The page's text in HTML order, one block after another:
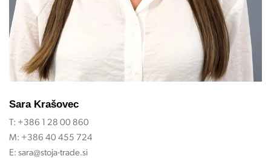
Sara Krašovec
T: +386 1 28 00 860
M: +386 40 455 724
E: sara@stoja-trade.si